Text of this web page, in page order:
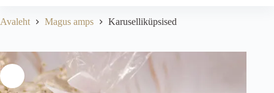
Avaleht Magus amps Karuselliküpsised